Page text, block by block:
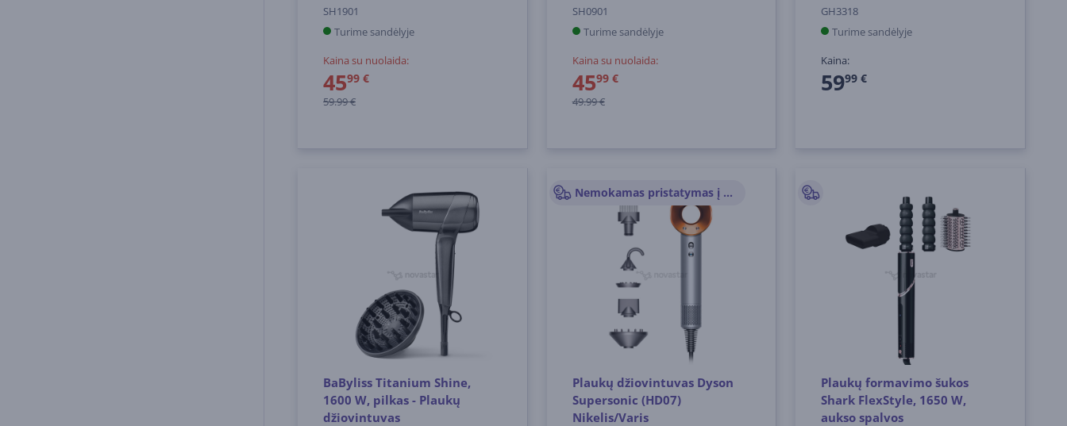
SH1901
Turime sandėlyje
Kaina su nuolaida:
4599 €
59.99 €
SH0901
Turime sandėlyje
Kaina su nuolaida:
4599 €
49.99 €
GH3318
Turime sandėlyje
Kaina:
5999 €
BaByliss Titanium Shine,
1600 W, pilkas - Plaukų
džiovintuvas
Nemokamas pristatymas į paštomatus
Plaukų džiovintuvas Dyson
Supersonic (HD07)
Nikelis/Varis
Plaukų formavimo šukos
Shark FlexStyle, 1650 W,
aukso spalvos